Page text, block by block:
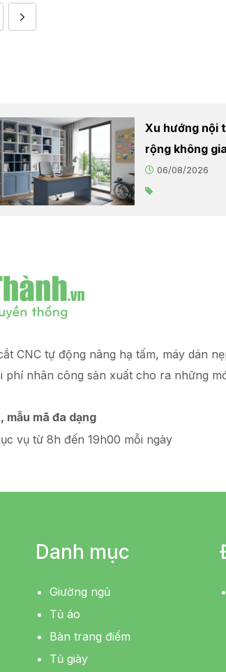
Xu hướng nội
rộng không
06/08/2026
CNC tự động nâng hạ tấm, máy dán
phí nhân công sản xuấtcho ra những
mẫu mã đa dạng
vụ từ 8h đến 19h00 mỗi ngày
Danh mục
Giường ngủ
Tủ áo
Bàn trang điểm
Tủ giày